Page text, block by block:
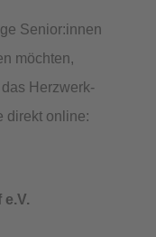
Senior:innen
möchten,
Herzwerk-
direkt online: